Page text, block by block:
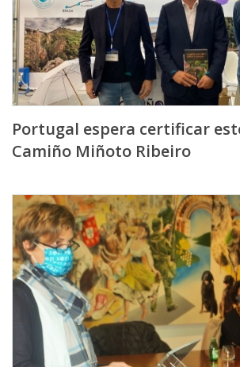
09 - A
Compostela
Portugal espera certificar
Camiño Miñoto Ribeiro